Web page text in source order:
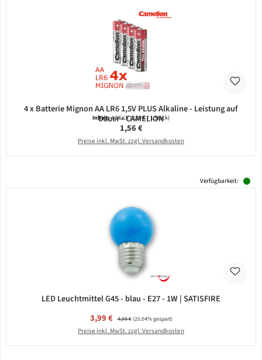
4 x Batterie Mignon AA LR6 1,5V PLUS Alkaline - Leistung auf
Dauer - CAMELION
Inhalt:4 Stück(0,39 € / 1 Stück)
Regulärer Preis:
1,56 €
Preise inkl. MwSt. zzgl. Versandkosten
Verfügbarkeit:
LED Leuchtmittel G45 - blau - E27 - 1W | SATISFIRE
Verkaufspreis:
3,99 € Regulärer Preis:
4,99 €(20.04% gespart)
Preise inkl. MwSt. zzgl. Versandkosten